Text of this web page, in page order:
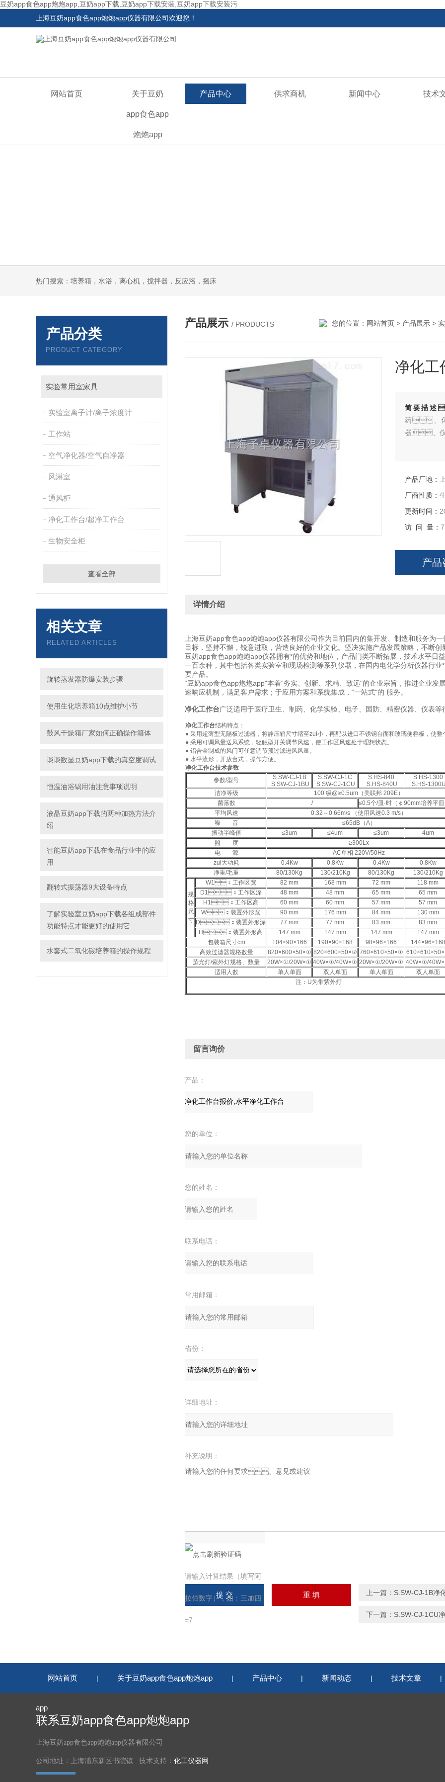
豆奶app食色app炮炮app,豆奶app下载,豆奶app下载安装,豆奶app下载安装污
上海豆奶app食色app炮炮app仪器有限公司欢迎您！
网站首页 关于豆奶
app食色app
炮炮app
产品中心 供求商机 新闻中心 技术
热门搜索：培养箱，水浴，离心机，搅拌器，反应浴，摇床
产品分类
PRODUCT CATEGORY
实验常用室家具
实验室离子计/离子浓度计
工作站
空气净化器/空气自净器
风淋室
通风柜
净化工作台/超净工作台
生物安全柜
查看全部
相关文章
RELATED ARTICLES
旋转蒸发器防爆安装步骤
使用生化培养箱10点维护小节
鼓风干燥箱厂家如何正确操作箱体
谈谈数显豆奶app下载的真空度调试
恒温油浴锅用油注意事项说明
液晶豆奶app下载的两种加热方法介
绍
智能豆奶app下载在食品行业中的应
用
翻转式振荡器9大设备特点
了解实验室豆奶app下载各组成部件
功能特点才能更好的使用它
水套式二氧化碳培养箱的操作规程
产品展示 / PRODUCTS 您的位置： 网站首页 > 产品展示 >
净化工
简要描述
药、
器、
产品厂地：
厂商性质：
更新时间：
访 问 量：
产品
详情介绍
上海豆奶app食色app炮炮app仪器有限公司作为目前国内的集开发、制造和服务为一
目标，坚持不懈，锐意进取，营造良好的企业文化。坚决实施产品发展策略，不断创新
豆奶app食色app炮炮app仪器拥有*的优势和地位，产品门类不断拓展，技术水平日
一百余种，其中包括各类实验室和现场检测等系列仪器，在国内电化学分析仪器行业
要产品。
“豆奶app食色app炮炮app"本着“务实、创新、求精、致远"的企业宗旨，推进企业发展
速响应机制，满足客户需求；于应用方案和系统集成，“一站式"的 服务。
净化工作台广泛适用于医疗卫生、制药、化学实验、电子、国防、精密仪器、仪表等行
净化工作台结构特点：
● 采用超薄型无隔板过滤器，将静压箱尺寸缩至zui小，再配以进口不锈钢台面和玻璃侧档板，使整个
● 采用可调风量送风系统，轻触型开关调节风速，使工作区风速处于理想状态。
● 铝合金制成的风门可任意调节预过滤进风风量。
● 水平流形，开放台式，操作方便。
净化工作台技术参数
参数/型号
S.SW-CJ-1B
S.SW-CJ-1BU
S.SW-CJ-1C
S.SW-CJ-1CU
S.HS-840
S.HS-840U
S.HS-1300
S.HS-1300U
洁净等级
100 级@≥0.5um（美联邦 209E）
菌落数
/
≤0.5个/皿·时（￠90mm培养平皿
平均风速
0.32～0.66m/s （使用风速0.3 m/s）
噪 音
≤65dB（A）
振动半峰值
≤3um ≤4um ≤3um
4um
照 度
≥300Lx
电 源
AC单相 220V/50Hz
zui大功耗
0.4Kw 0.8Kw 0.4Kw
0.8Kw
净重/毛重
80/130Kg 130/210Kg 80/130Kg 130/210Kg
规
格
尺
寸
W1：工作区宽 82 mm 168 mm 72 mm
118 mm
D1：工作区深
48 mm 48 mm 65 mm
65 mm
H1：工作区高
60 mm 60 mm 57 mm
57 mm
W：装置外形宽
90 mm 176 mm 84 mm
130 mm
D：装置外形深
77 mm 77 mm 83 mm
83 mm
H：装置外形高
147 mm 147 mm 147 mm
147 mm
包装箱尺寸cm
104×90×166 190×90×168 98×96×166
144×96×168
高效过滤器规格数量
820×600×50×① 820×600×50×② 760×610×50×①
萤光灯/紫外灯规格、数量
20W×①/20W×① 40W×①/40W×① 20W×①/20W×① 40W×①/
适用人数
单人单面 双人单面 单人单面
双人单面
注：U为带紫外灯
留言询价
产品：
您的单位：
您的姓名：
联系电话：
常用邮箱：
省份：
详细地址：
补充说明：
请输入计算结果（填写阿
拉伯数字），如：三加四
=7
上一篇： S.SW-CJ-1B净
下一篇： S.SW-CJ-1CU
网站首页 | 关于豆奶app食色app炮炮app | 产品中心 | 新闻动态 | 技术文章 |
app
联系豆奶app食色app炮炮app
上海豆奶app食色app炮炮app仪器有限公司
公司地址：上海浦东新区书院镇 技术支持： 化工仪器网